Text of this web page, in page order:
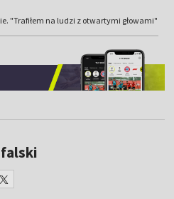
"Trafiłem na ludzi z otwartymi głowami"